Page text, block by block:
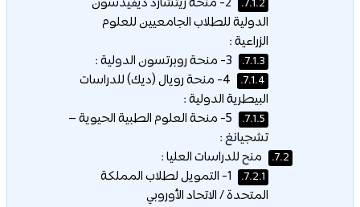
7.1.2.
2- منحة ريتشارد ديفيدسون
الدولية للطلاب الجامعيين للعلوم
الزراعية :
7.1.3.
7.1.4.
4- منحة رويال (ديك) للدراسات
البيطرية الدولية :
7.1.5.
5- منحة العلوم الطبية الحيوية –
تشجيانغ :
7.2. منح للدراسات العليا :
7.2.1.
1- التمويل لطلاب المملكة
المتحدة / الاتحاد الأوروبي